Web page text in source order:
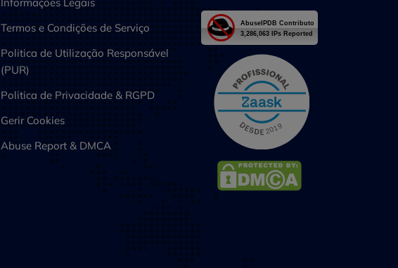
Termos e Condições de Serviço
Politica de Utilização Responsável
(PUR)
Politica de Privacidade & RGPD
Gerir Cookies
Abuse Report & DMCA